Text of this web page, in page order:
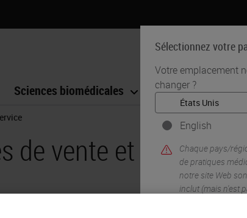
Sélectionnez votre
Votre emplacement
changer ?
English
Chaque pays/
de pratiques
notre site Web
inclut (mais n'est
Sciences biomédicales Formation
de vente et de service